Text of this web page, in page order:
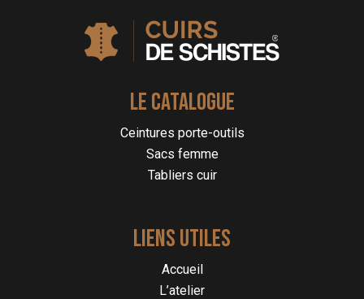
LE CATALOGUE
Ceintures porte-outils
Sacs femme
Tabliers cuir
LIENS UTILES
Accueil
L’atelier